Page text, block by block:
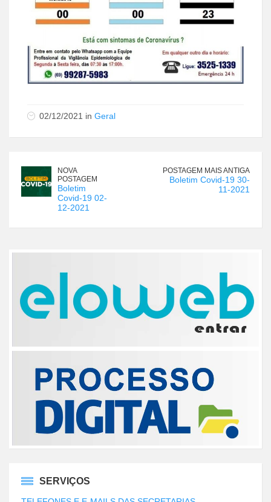
02/12/2021 in Geral
NOVA
POSTAGEM
Boletim
Covid-19 02-
12-2021
POSTAGEM MAIS ANTIGA
Boletim Covid-19 30-
11-2021
SERVIÇOS